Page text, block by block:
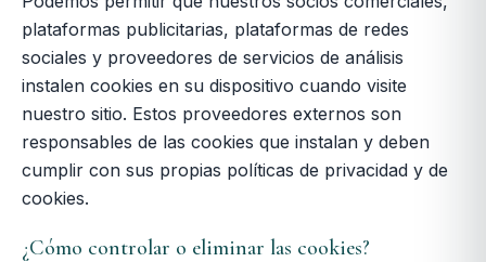
plataformas publicitarias, plataformas de redes
sociales y proveedores de servicios de análisis
instalen cookies en su dispositivo cuando visite
nuestro sitio. Estos proveedores externos son
responsables de las cookies que instalan y deben
cumplir con sus propias políticas de privacidad y de
cookies.
¿Cómo controlar o eliminar las cookies?